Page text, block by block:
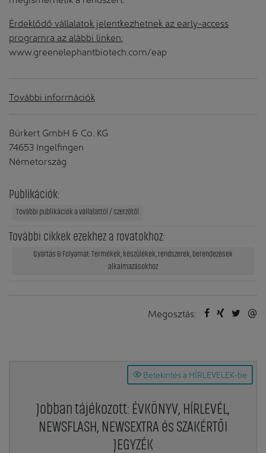
Érdeklődő vállalatok jelentkezhetnek az early-access
programra az alábbi linken:
www.greenelephantbiotech.com/eap
További információk
Bürkert GmbH & Co. KG
74653 Ingelfingen
Németország
Publikációk:
További publikációk a vállalattól / szerzőtől
További cikkek ezekhez a rovatokhoz:
Gyártás & Folyamat: Termékek, készülékek, rendszerek, berendezések
alkalmazásokhoz
Megosztás:
Betekintés a HÍRLEVELEK-be
Jobban tájékozott: ÉVKÖNYV, HÍRLEVÉL,
NEWSFLASH, NEWSEXTRA és SZAKÉRTŐI
JEGYZÉK